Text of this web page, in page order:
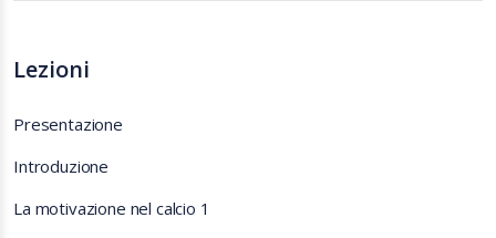
Lezioni
Presentazione
Introduzione
La motivazione nel calcio 1